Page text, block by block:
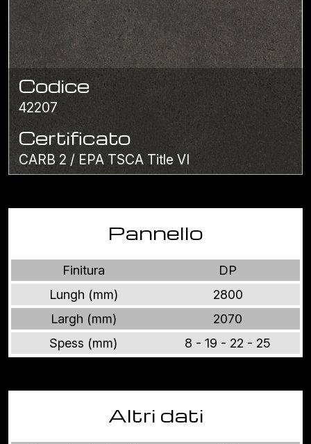
Codice
42207
Certificato
CARB 2 / EPA TSCA Title VI
Pannello
Finitura
DP
Lungh (mm)
2800
Largh (mm)
2070
Spess (mm)
8 - 19 - 22 - 25
Altri dati